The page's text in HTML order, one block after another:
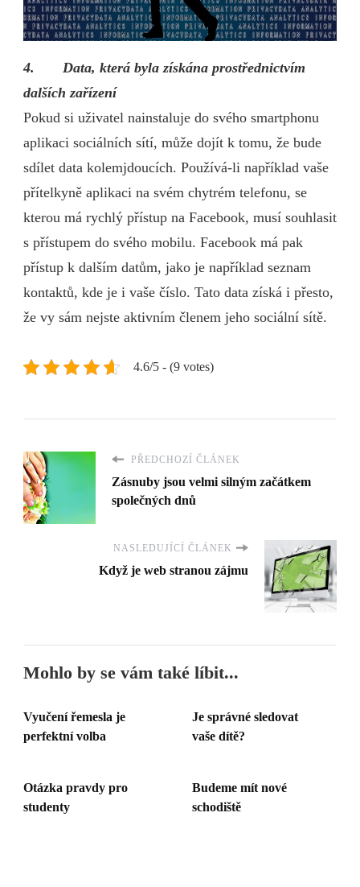
4. Data, která byla získána prostřednictvím
dalších zařízení
Pokud si uživatel nainstaluje do svého smartphonu
aplikaci sociálních sítí, může dojít k tomu, že bude
sdílet data kolemjdoucích. Používá-li například vaše
přítelkyně aplikaci na svém chytrém telefonu, se
kterou má rychlý přístup na Facebook, musí souhlasit
s přístupem do svého mobilu. Facebook má pak
přístup k dalším datům, jako je například seznam
kontaktů, kde je i vaše číslo. Tato data získá i přesto,
že vy sám nejste aktivním členem jeho sociální sítě.
4.6/5 - (9 votes)
PŘEDCHOZÍ ČLÁNEK
Zásnuby jsou velmi silným začátkem
společných dnů
NASLEDUJÍCÍ ČLÁNEK
Když je web stranou zájmu
Mohlo by se vám také líbit...
Vyučení řemesla je
perfektní volba
Je správné sledovat
vaše dítě?
Otázka pravdy pro
studenty
Budeme mít nové
schodiště